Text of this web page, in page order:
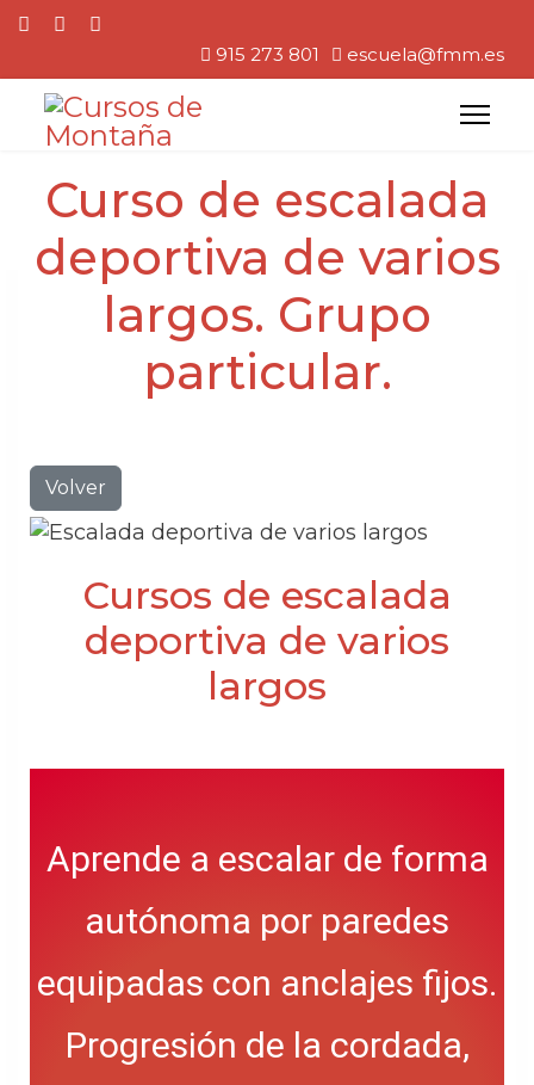
915 273 801 escuela@fmm.es
Curso de escalada
deportiva de varios
largos. Grupo
particular.
Volver
Cursos de escalada
deportiva de varios
largos
Aprende a escalar de forma
autónoma por paredes
equipadas con anclajes fijos.
Progresión de la cordada,